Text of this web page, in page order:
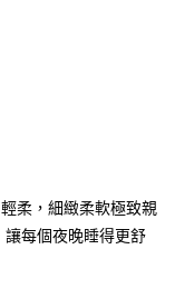
行
業銀行
柔，細緻柔軟極致親
每個夜晚睡得更舒